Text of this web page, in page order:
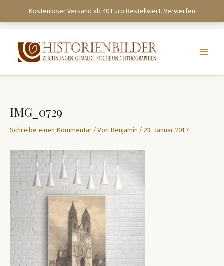
Kostenloser Versand ab 40 Euro Bestellwert.Verwerfen
springen
IMG_0729
Schreibe einen Kommentar/ Von Benjamin/23. Januar 2017